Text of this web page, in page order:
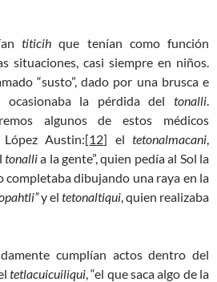
titicih que tenían como función
situaciones, casi siempre en niños.
“susto”, dado por una brusca e
ocasionaba la pérdida del tonalli
algunos de estos médicos
Austin:[12] eltetonalmacani
tonallia la gente”, quien pedía al Sol la
completaba dibujando una raya en la
y el tetonaltiqui , quien realizaba
cumplían actos dentro del
tetlacuicuiliqui , “el que saca algo de la